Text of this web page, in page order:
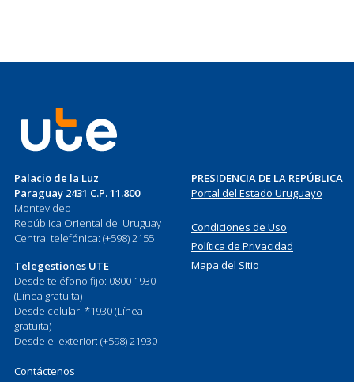
Palacio de la Luz
Paraguay 2431 C.P. 11.800
Montevideo
República Oriental del Uruguay
Central telefónica: (+598) 2155
Telegestiones UTE
Desde teléfono fijo: 0800 1930
(Línea gratuita)
Desde celular: *1930 (Línea
gratuita)
Desde el exterior: (+598) 21930
Contáctenos
PRESIDENCIA DE LA REPÚBLICA
Portal del Estado Uruguayo
Condiciones de Uso
Política de Privacidad
Mapa del Sitio